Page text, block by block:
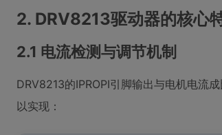
2. DRV8213驱动器的核心
2.1 电流检测与调节机制
DRV8213的IPROPI引脚输出与电机电流
以实现：